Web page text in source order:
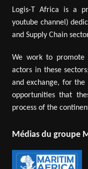
Logis-T Africa is a
youtube channel)
and Supply Chain
We work to promote
actors in these
and exchange, for
opportunities that
process of the
Médias du groupe